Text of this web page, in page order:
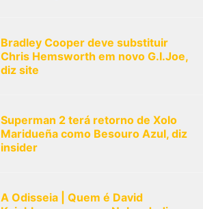
Bradley Cooper deve substituir
Chris Hemsworth em novo G.I.Joe,
diz site
Superman 2 terá retorno de Xolo
Maridueña como Besouro Azul, diz
insider
A Odisseia | Quem é David